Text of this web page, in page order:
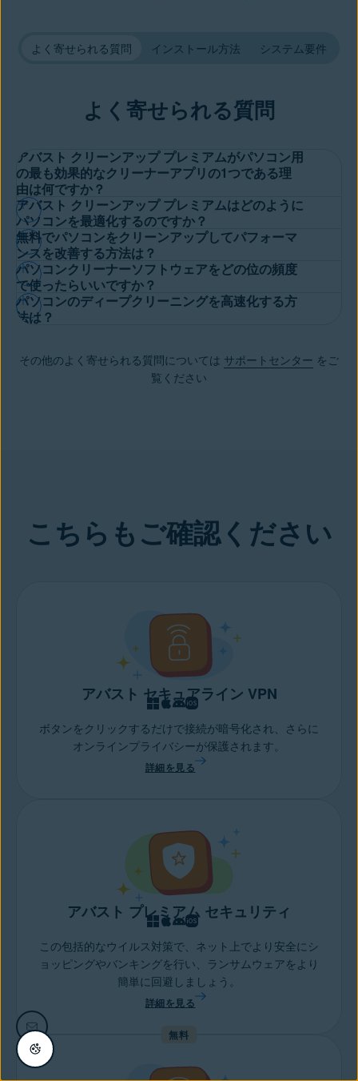
よく寄せられる質問 インストール方法 システム要件
よく寄せられる質問
アバスト クリーンアップ プレミアムがパソコン用
の最も効果的なクリーナーアプリの1つである理
由は何ですか？
アバストは、積み上げた歴史の長さも寄せられている信頼も世界
トップクラスのソフトウェア会社です。当社が構築したアバスト
クリーンアップ プレミアムのパフォーマンスには、その豊富な
経験がダイレクトに反映されています。当社の高度なブロートウ
ェア削除ツールは、お使いのパソコン全体をスキャンし、容量を
占有して動作速度を低下させている可能性がある不要なアプリ、
ファイル、その他の不要なデータを検出して削除します。アバス
つでもパソコンを迅速かつ簡単にチューンアップできる、使いや
すい設計になっています。
アバスト クリーンアップ プレミアムはどのように
パソコンを最適化するのですか？
アバスト クリーンアップ プレミアムでは、次の方法で簡単にパ
ソコンをクリーンアップし、パフォーマンスを向上させます。
パソコンの容量を占有している不要なファイルを検出して削除
し、重要なファイルを保存する領域を確保します。
いるアプリからパソコンのリソースが奪われないようにします。
これにより、お使いのパソコンの動作速度を上げることができま
ャッシュを削除 します。
パソコンをスピードアップさせる別の方法
をお探しの場合は、併
無料でパソコンをクリーンアップしてパフォーマ
ンスを改善する方法は？
それは簡単です。アバスト クリーンアップ プレミアムの
無料体験版をご利用ください。クレジットカードは不要です。こ
れには、購入せずに試せるメリットがあります。
パソコンクリーナーソフトウェアをどの位の頻度
で使ったらいいですか？
パソコンのクリーニングは、毎月、四半期ごと、または必要に応
マンスと動作速度を維持することをお勧めします。
パソコンのディープクリーニングを高速化する方
法は？
ドで実行されているすべての不要なプログラムを終了しましょ
う。これにより、システムリソースが解放され、パソコンクリー
その他のよく寄せられる質問については サポートセンター をご
覧ください
こちらもご確認ください
アバスト セキュアライン VPN
ボタンをクリックするだけで接続が暗号化され、さらに
オンラインプライバシーが保護されます。
詳細を見る
アバスト プレミアム セキュリティ
この包括的なウイルス対策で、ネット上でより安全にシ
ョッピングやバンキングを行い、ランサムウェアをより
簡単に回避しましょう。
詳細を見る
無料